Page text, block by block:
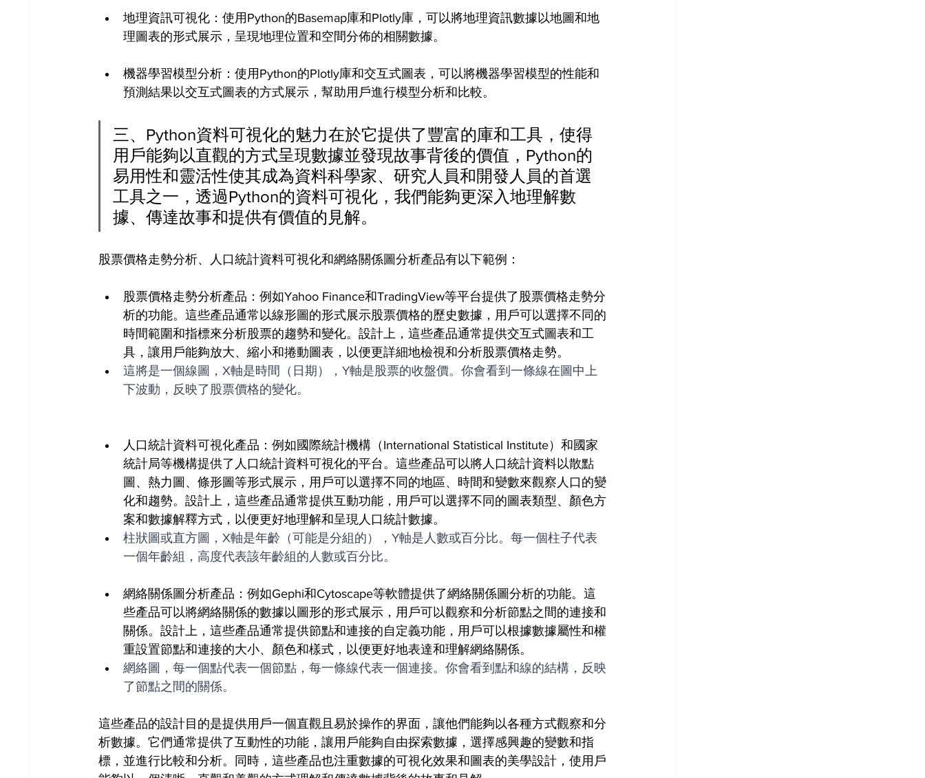
地理資訊可視化：使用Python的Basemap庫和Plotly庫，可以將地理資訊數據以地圖和地
理圖表的形式展示，呈現地理位置和空間分佈的相關數據。
機器學習模型分析：使用Python的Plotly庫和交互式圖表，可以將機器學習模型的性能和
預測結果以交互式圖表的方式展示，幫助用戶進行模型分析和比較。
三、Python資料可視化的魅力在於它提供了豐富的庫和工具，使得
用戶能夠以直觀的方式呈現數據並發現故事背後的價值，Python的
易用性和靈活性使其成為資料科學家、研究人員和開發人員的首選
工具之一，透過Python的資料可視化，我們能夠更深入地理解數
據、傳達故事和提供有價值的見解。
股票價格走勢分析、人口統計資料可視化和網絡關係圖分析產品有以下範例：
股票價格走勢分析產品：例如Yahoo Finance和TradingView等平台提供了股票價格走勢分
析的功能。這些產品通常以線形圖的形式展示股票價格的歷史數據，用戶可以選擇不同的
時間範圍和指標來分析股票的趨勢和變化。設計上，這些產品通常提供交互式圖表和工
具，讓用戶能夠放大、縮小和捲動圖表，以便更詳細地檢視和分析股票價格走勢。
這將是一個線圖，X軸是時間（日期），Y軸是股票的收盤價。你會看到一條線在圖中上
下波動，反映了股票價格的變化。
人口統計資料可視化產品：例如國際統計機構（International Statistical Institute）和國家
統計局等機構提供了人口統計資料可視化的平台。這些產品可以將人口統計資料以散點
圖、熱力圖、條形圖等形式展示，用戶可以選擇不同的地區、時間和變數來觀察人口的變
化和趨勢。設計上，這些產品通常提供互動功能，用戶可以選擇不同的圖表類型、顏色方
案和數據解釋方式，以便更好地理解和呈現人口統計數據。
柱狀圖或直方圖，X軸是年齡（可能是分組的），Y軸是人數或百分比。每一個柱子代表
一個年齡組，高度代表該年齡組的人數或百分比。
網絡關係圖分析產品：例如Gephi和Cytoscape等軟體提供了網絡關係圖分析的功能。這
些產品可以將網絡關係的數據以圖形的形式展示，用戶可以觀察和分析節點之間的連接和
關係。設計上，這些產品通常提供節點和連接的自定義功能，用戶可以根據數據屬性和權
重設置節點和連接的大小、顏色和樣式，以便更好地表達和理解網絡關係。
網絡圖，每一個點代表一個節點，每一條線代表一個連接。你會看到點和線的結構，反映
了節點之間的關係。
這些產品的設計目的是提供用戶一個直觀且易於操作的界面，讓他們能夠以各種方式觀察和分
析數據。它們通常提供了互動性的功能，讓用戶能夠自由探索數據，選擇感興趣的變數和指
標，並進行比較和分析。同時，這些產品也注重數據的可視化效果和圖表的美學設計，使用戶